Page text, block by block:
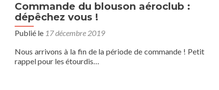
Commande du blouson aéroclub :
dépêchez vous !
Publié le 17 décembre 2019
Nous arrivons à la fin de la période de commande ! Petit
rappel pour les étourdis…